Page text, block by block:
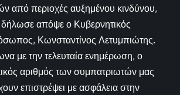
από περιοχές αυξημένου κινδύνου,
απόψε ο Κυβερνητικός
Κωνσταντίνος Λετυμπιώτης.
με την τελευταία ενημέρωση, ο
αριθμός των συμπατριωτών μας
επιστρέψει με ασφάλεια στην